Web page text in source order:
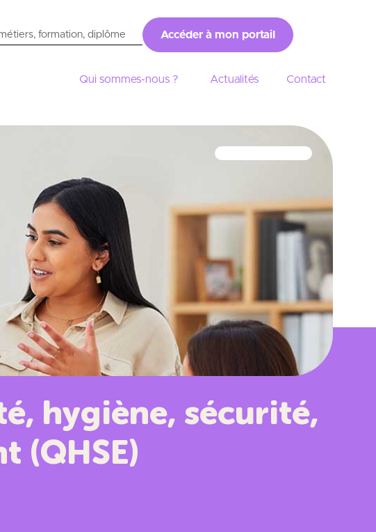
Accéder à mon portail
Qui sommes-nous ? Actualités Contact
hygiène, sécurité,
(QHSE)